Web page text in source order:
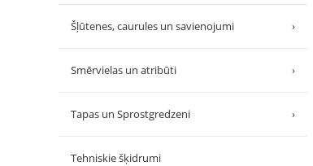
Šļūtenes, caurules un savienojumi ›
Smērvielas un atribūti ›
Tapas un Sprostgredzeni ›
Tehniskie šķidrumi